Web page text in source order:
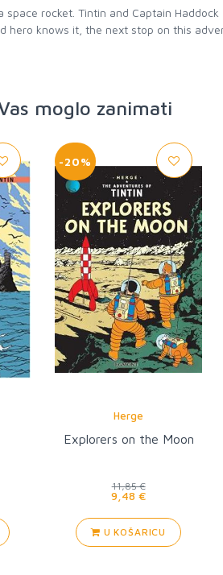
rocket. Tintin and Captain
knows it, the next stop on this
moglo zanimati
-20%
Herge
Explorers on the Moon
11,85 €
9,48 €
U KOŠARICU